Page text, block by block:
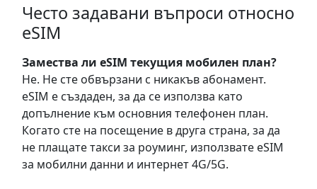
Често задавани въпроси относно
eSIM
Замествa ли eSIM текущия мобилен план?
Не. Не сте обвързани с никакъв абонамент.
eSIM е създаден, за да се използва като
допълнение към основния телефонен план.
Когато сте на посещение в друга страна, за да
не плащате такси за роуминг, използвате eSIM
за мобилни данни и интернет 4G/5G.